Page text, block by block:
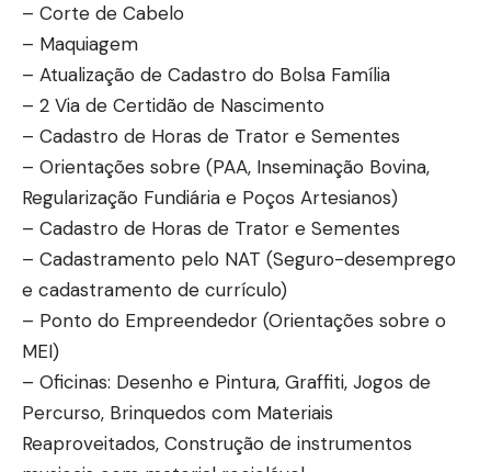
– Corte de Cabelo
– Maquiagem
– Atualização de Cadastro do Bolsa Família
– 2 Via de Certidão de Nascimento
– Cadastro de Horas de Trator e Sementes
– Orientações sobre (PAA, Inseminação Bovina,
Regularização Fundiária e Poços Artesianos)
– Cadastro de Horas de Trator e Sementes
– Cadastramento pelo NAT (Seguro-desemprego
e cadastramento de currículo)
– Ponto do Empreendedor (Orientações sobre o
MEI)
– Oficinas: Desenho e Pintura, Graffiti, Jogos de
Percurso, Brinquedos com Materiais
Reaproveitados, Construção de instrumentos